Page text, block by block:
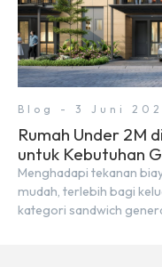
Blog - 3 Juni
Rumah Under 2M
untuk Kebutuhan
Menghadapi tekanan
mudah, terlebih bagi
kategori sandwich